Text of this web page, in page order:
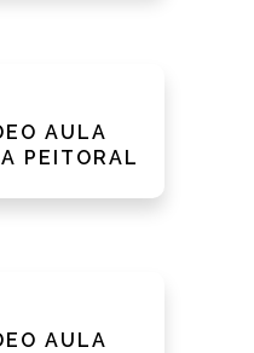
AULA
PEITORAL
AULA